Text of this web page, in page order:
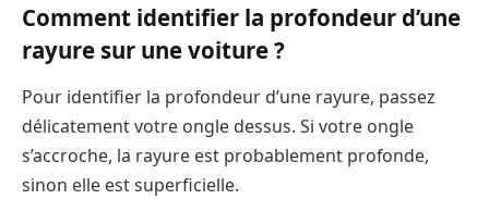
Comment identifier la profondeur d’une
rayure sur une voiture ?
Pour identifier la profondeur d’une rayure, passez
délicatement votre ongle dessus. Si votre ongle
s’accroche, la rayure est probablement profonde,
sinon elle est superficielle.